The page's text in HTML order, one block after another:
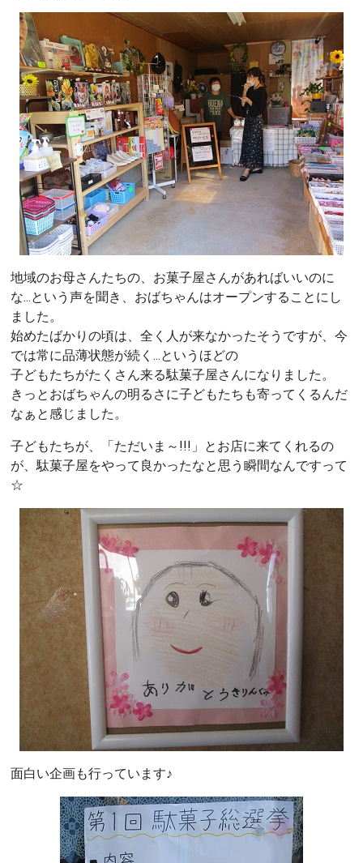
地域のお母さんたちの、お菓子屋さんがあればいいのに
な...という声を聞き、おばちゃんはオープンすることにし
ました。
始めたばかりの頃は、全く人が来なかったそうですが、今
では常に品薄状態が続く...というほどの
子どもたちがたくさん来る駄菓子屋さんになりました。
きっとおばちゃんの明るさに子どもたちも寄ってくるんだ
なぁと感じました。
子どもたちが、「ただいま～!!!」とお店に来てくれるの
が、駄菓子屋をやって良かったなと思う瞬間なんですって
☆
面白い企画も行っています♪